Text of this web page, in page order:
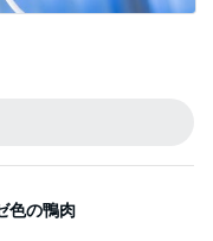
物語